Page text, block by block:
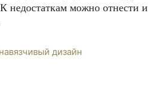
недостаткам можно отнести и